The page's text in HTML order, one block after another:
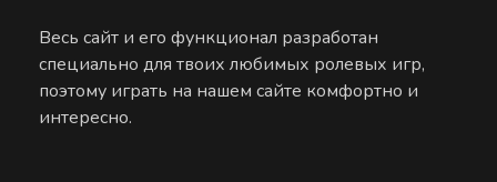
Весь сайт и его функционал разработан
специально для твоих любимых ролевых игр,
поэтому играть на нашем сайте комфортно и
интересно.